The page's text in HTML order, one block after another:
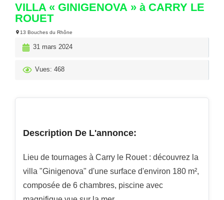
VILLA « GINIGENOVA » à CARRY LE
ROUET
13 Bouches du Rhône
31 mars 2024
Vues: 468
Description De L'annonce:
Lieu de tournages à Carry le Rouet : découvrez la
villa "Ginigenova" d'une surface d'environ 180 m²,
composée de 6 chambres, piscine avec